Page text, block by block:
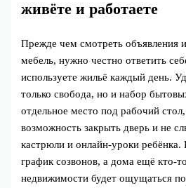
живёте и работаете
Прежде чем смотреть объявления
мебель, нужно честно ответить
используете жильё каждый день.
только свобода, но и набор
отдельное место под рабочий
возможность закрыть дверь и не
кастрюли и онлайн-уроки ребёнка.
график созвонов, а дома ещё кто-
недвижимости будет ощущаться